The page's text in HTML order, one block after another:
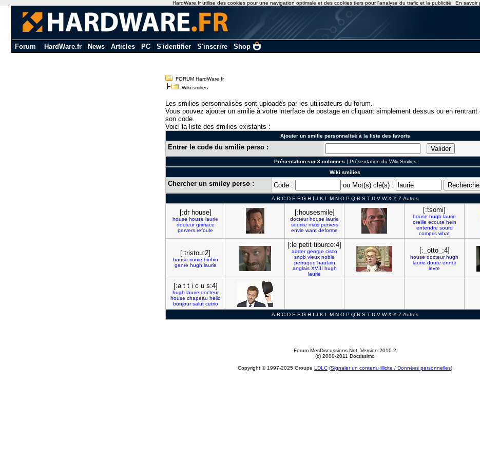
Forum HardWare.fr| News| Articles| PC| S'identifier| S'inscrire| Shop
FORUM HardWare.fr
Wiki smilies
Les smilies personnalisés sont uploadés par les utilisateurs du forum.
Vous pouvez ajouter un smilie à votre interface de postage en cliquant simplement dessus ou en rentrant
son code.
Voici la liste des smilies existants :
Ajouter un smilie personnalisé à la liste des favoris
Entrer le code du smilie perso :
Présentation sur 3 colonnes | Présentation du Wiki Smilies
Wiki smilies
Chercher un smiley perso : Code : ou Mot(s) clé(s) :
A B C D E F G H I J K L M N O P Q R S T U V W X Y Z Autres
[:dr house]
house house laurie
docteur grimace
pervers refoule
[:housesmile]
docteur house laurie
sourire niais pervers
envie want deforme
[:tsomi]
house hugh laurie
oreille ecoute hein
entendre sourd
compris what
[:tristou:2]
house ironie hinhin
genre hugh laurie
[:le petit tiburce:4]
adder george cisco
snob vieux noble
perruque hautain
anglais XVIII hugh
laurie
[:_otto_:4]
house docteur hugh
laurie doute ennui
levre
[:a t t i c u s:4]
hugh laurie docteur
house chapeau hello
bonjour salut cetrio
A B C D E F G H I J K L M N O P Q R S T U V W X Y Z Autres
Forum MesDiscussions.Net , Version 2010.2
(c) 2000-2011 Doctissimo
Copyright © 1997-2025 Groupe LDLC (Signaler un contenu illicite / Données personnelles)
HardWare.fr utilise des cookies pour une navigation optimale et des cookies tiers pour l'analyse du trafic et la publicité En savoir